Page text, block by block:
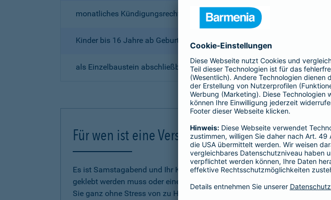
monatliches Kündigungsrecht
Kinder bis 16 Jahre ab Geburt beitragsfrei mitversichert
als Einzelbaustein abschließbar, unabhängig von anderen
Für wen ist eine Versicherung für Telemedizin
Es ist Samstagabend und Ihr Kind stößt sich den Kopf so unglücklich,
geklebt werden muss oder eine Versorgung zu Hause ausreichend ist.
Sie ganz ohne Stress von zu Hause aus einen Arzt über die Medgate